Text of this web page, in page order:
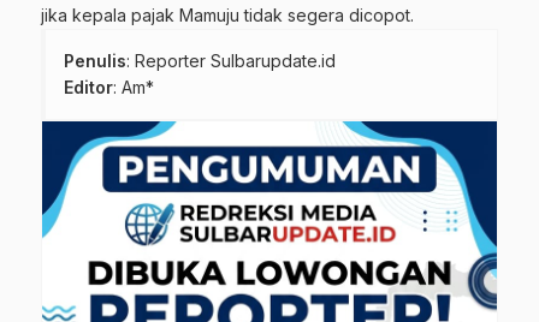
jika kepala pajak Mamuju tidak segera dicopot.
Penulis: Reporter Sulbarupdate.id
Editor: Am*